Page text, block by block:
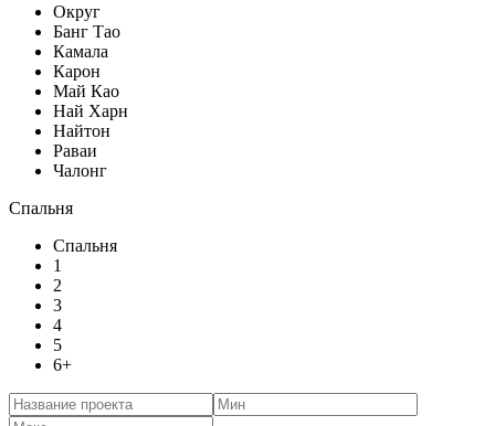
Округ
Банг Тао
Камала
Карон
Май Као
Най Харн
Найтон
Раваи
Чалонг
Спальня
Спальня
1
2
3
4
5
6+